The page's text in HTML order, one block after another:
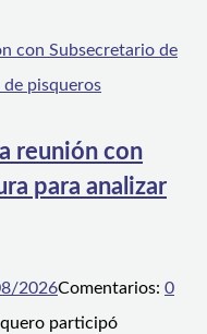
reunión con
para analizar
2026Comentarios: 0
participó